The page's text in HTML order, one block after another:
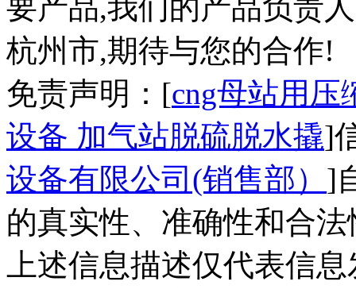
要产品,我们的产品负责
杭州市,期待与您的合作!
免责声明：[cng母站用压
设备 加气站脱硫脱水撬]
设备有限公司(销售部） ]
的真实性、准确性和合
上述信息描述仅代表信